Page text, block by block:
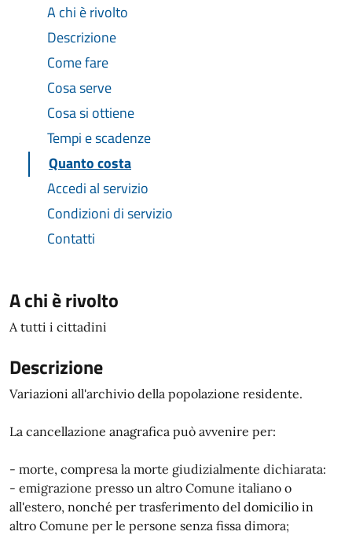
A chi è rivolto
Descrizione
Come fare
Cosa serve
Cosa si ottiene
Tempi e scadenze
Quanto costa
Accedi al servizio
Condizioni di servizio
Contatti
A chi è rivolto
A tutti i cittadini
Descrizione
Variazioni all'archivio della popolazione residente.
La cancellazione anagrafica può avvenire per:
- morte, compresa la morte giudizialmente dichiarata:
- emigrazione presso un altro Comune italiano o
all'estero, nonché per trasferimento del domicilio in
altro Comune per le persone senza fissa dimora;